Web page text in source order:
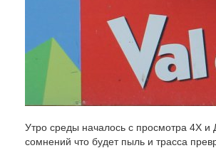
Утро среды началось с просмотра 4Х и
сомнений что будет пыль и трасса